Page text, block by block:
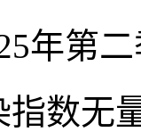
年第
指数无